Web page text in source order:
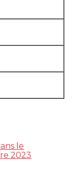
le
2023